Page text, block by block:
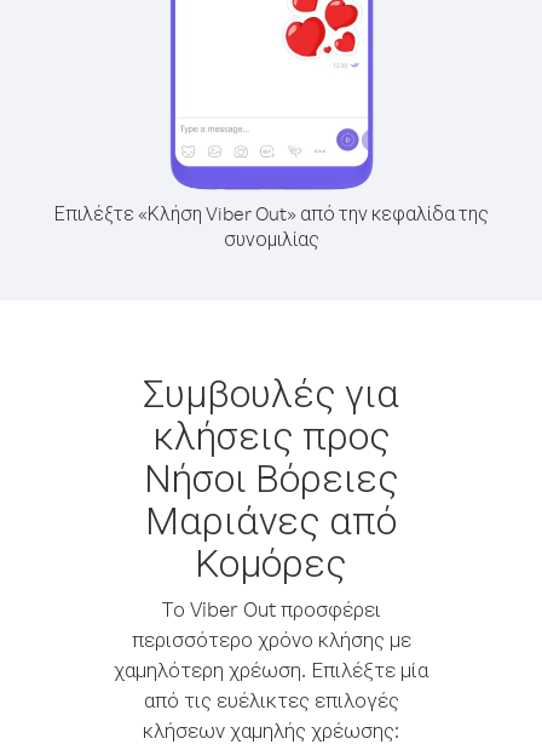
Επιλέξτε «Κλήση Viber Out» από την κεφαλίδα της
συνομιλίας
Συμβουλές για
κλήσεις προς
Νήσοι Βόρειες
Μαριάνες από
Κομόρες
Το Viber Out προσφέρει
περισσότερο χρόνο κλήσης με
χαμηλότερη χρέωση. Επιλέξτε μία
από τις ευέλικτες επιλογές
κλήσεων χαμηλής χρέωσης: